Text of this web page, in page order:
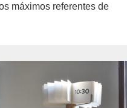
máximos referentes de